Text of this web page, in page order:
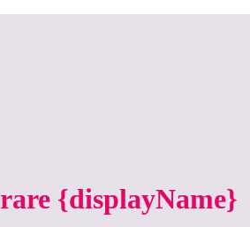
{displayName}